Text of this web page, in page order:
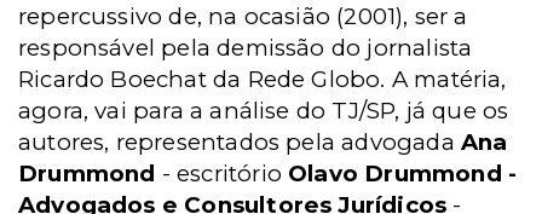
repercussivo de, na ocasião (2001), ser a
responsável pela demissão do jornalista
Ricardo Boechat da Rede Globo. A matéria,
agora, vai para a análise do TJ/SP, já que os
autores, representados pela advogada Ana
Drummond - escritório Olavo Drummond -
Advogados e Consultores Jurídicos -